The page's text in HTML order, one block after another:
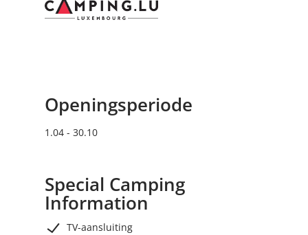
Openingsperiode
1.04 - 30.10
Special Camping
Information
TV-aansluiting